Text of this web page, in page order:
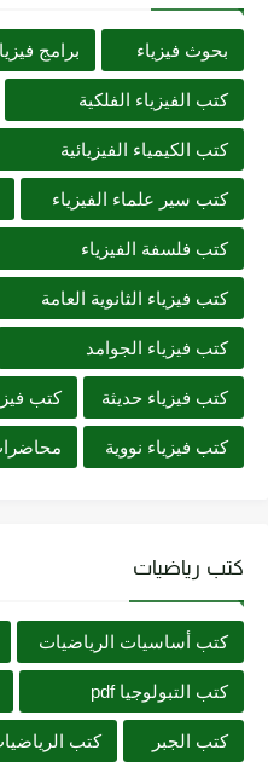
بحوث فيزياء برامج
كتب الفيزياء الفلكية
كتب الكيمياء الفيزيائية
كتب سير علماء الفيزياء
كتب فلسفة الفيزياء
كتب فيزياء الثانوية العامة
كتب فيزياء الجوامد
كتب فيزياء حديثة كتب
كتب فيزياء نووية
كتب رياضيات
كتب أساسيات الرياضيات
كتب التبولوجيا pdf
كتب الجبر كتب